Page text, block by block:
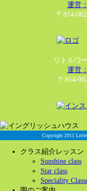
運営
〒814-
リトルワ
運営
〒814-
Copyright 2011 Little
クラス紹介レッスン
Sunshine class
Star class
Speciality